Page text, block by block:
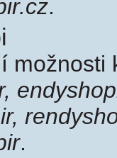
.
možnosti
.